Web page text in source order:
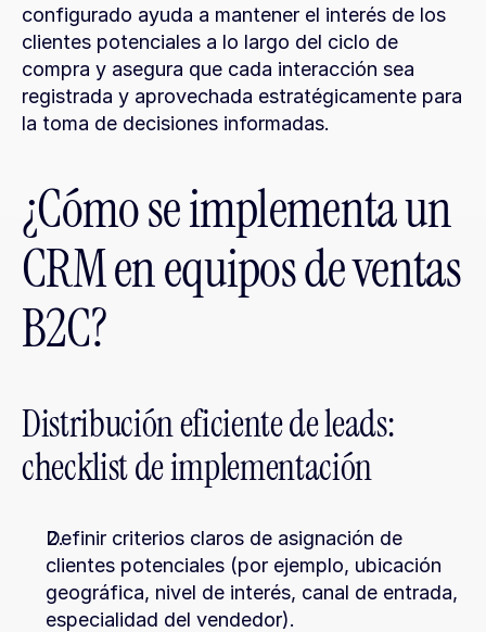
configurado ayuda a mantener el interés de los
clientes potenciales a lo largo del ciclo de
compra y asegura que cada interacción sea
registrada y aprovechada estratégicamente para
la toma de decisiones informadas.
¿Cómo se implementa un
CRM en equipos de ventas
B2C?
Distribución eficiente de leads:
checklist de implementación
Definir criterios claros de asignación de
clientes potenciales (por ejemplo, ubicación
geográfica, nivel de interés, canal de entrada,
especialidad del vendedor).